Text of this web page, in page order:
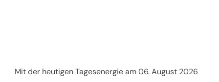
Mit der heutigen Tagesenergie am 06. August 2026